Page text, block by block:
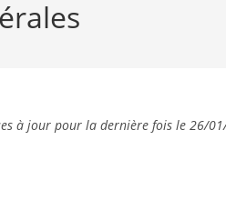
à jour pour la dernière fois le 26/